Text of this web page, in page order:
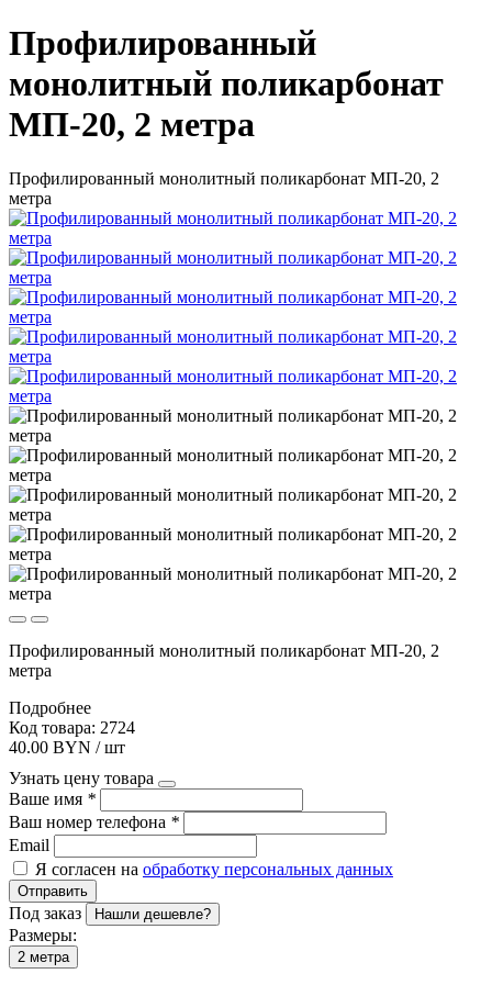
Профилированный
монолитный поликарбонат
МП-20, 2 метра
Профилированный монолитный поликарбонат МП-20, 2
метра
Профилированный монолитный поликарбонат МП-20, 2
метра
Подробнее
Код товара: 2724
40.00 BYN / шт
Узнать цену товара
Ваше имя *
Ваш номер телефона *
Email
Я согласен на обработку персональных данных
Отправить
Под заказ Нашли дешевле?
Размеры:
2 метра